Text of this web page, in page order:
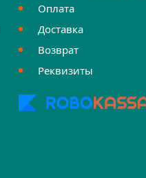
Оплата
Доставка
Возврат
Реквизиты